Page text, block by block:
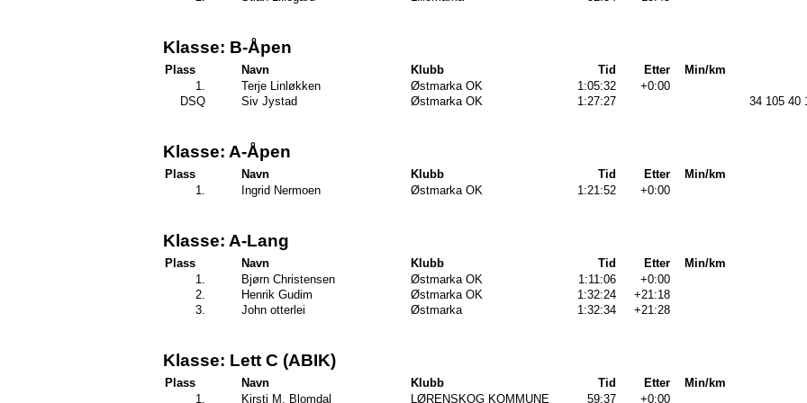
Klasse: B-Åpen
Plass Navn Klubb Tid Etter
Min/km
1.
Terje Linløkken Østmarka OK 1:05:32
+0:00
DSQ
Siv Jystad Østmarka OK 1:27:27 34 105 40
Klasse: A-Åpen
Plass Navn Klubb Tid Etter
Min/km
1.
Ingrid Nermoen Østmarka OK 1:21:52 +0:00
Klasse: A-Lang
Plass Navn Klubb Tid Etter
Min/km
1.
Bjørn Christensen Østmarka OK 1:11:06
+0:00
2.
Henrik Gudim Østmarka OK 1:32:24
+21:18
3.
John otterlei Østmarka 1:32:34 +21:28
Klasse: Lett C (ABIK)
Plass Navn Klubb Tid Etter
Min/km
1.
Kirsti M. Blomdal LØRENSKOG KOMMUNE 59:37 +0:00